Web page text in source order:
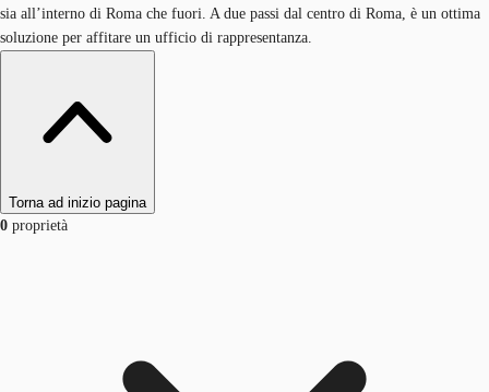
sia all’interno di Roma che fuori. A due passi dal centro di Roma, è un ottima
soluzione per affitare un ufficio di rappresentanza.
Torna ad inizio pagina
0 proprietà